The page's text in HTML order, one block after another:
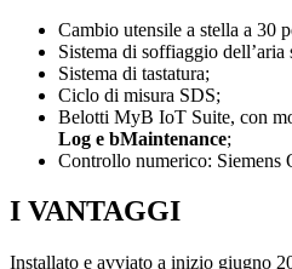
Cambio utensile a stella a 30
Sistema di soffiaggio dell’aria
Sistema di tastatura;
Ciclo di misura SDS;
Belotti MyB IoT Suite, con
Log e bMaintenance;
Controllo numerico: Siemens
I VANTAGGI
Installato e avviato a inizio giugno